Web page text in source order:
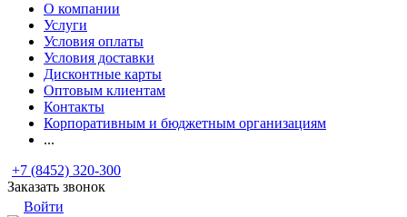
О компании
Услуги
Условия оплаты
Условия доставки
Дисконтные карты
Оптовым клиентам
Контакты
Корпоративным и бюджетным организациям
...
+7 (8452) 320-300
Заказать звонок
Войти